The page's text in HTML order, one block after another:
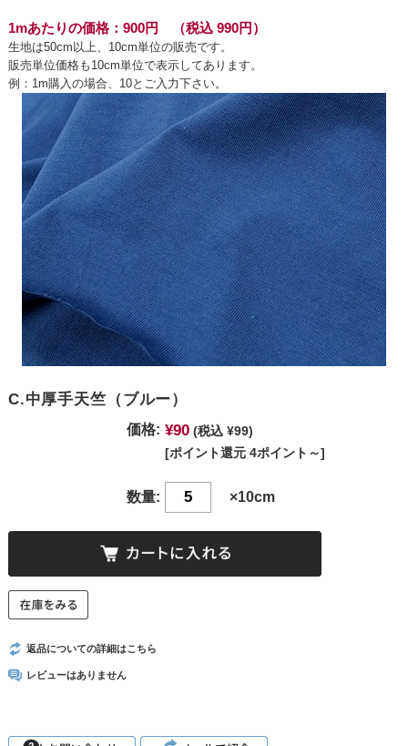
1mあたりの価格：900円 （税込 990円）
生地は50cm以上、10cm単位の販売です。
販売単位価格も10cm単位で表示してあります。
例：1m購入の場合、10とご入力下さい。
C.中厚手天竺（ブルー）
価格: ¥90 (税込 ¥99)
[ポイント還元 4ポイント～]
数量: ×10cm
返品についての詳細はこちら
レビューはありません